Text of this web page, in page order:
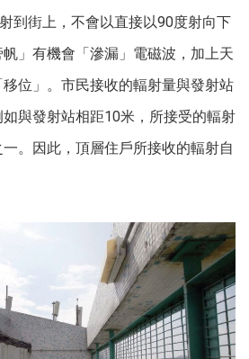
到街上，不會以直接以90度射向下
」有機會「滲漏」電磁波，加上天
位」。市民接收的輻射量與發射站
與發射站相距10米，所接受的輻射
。因此，頂層住戶所接收的輻射自